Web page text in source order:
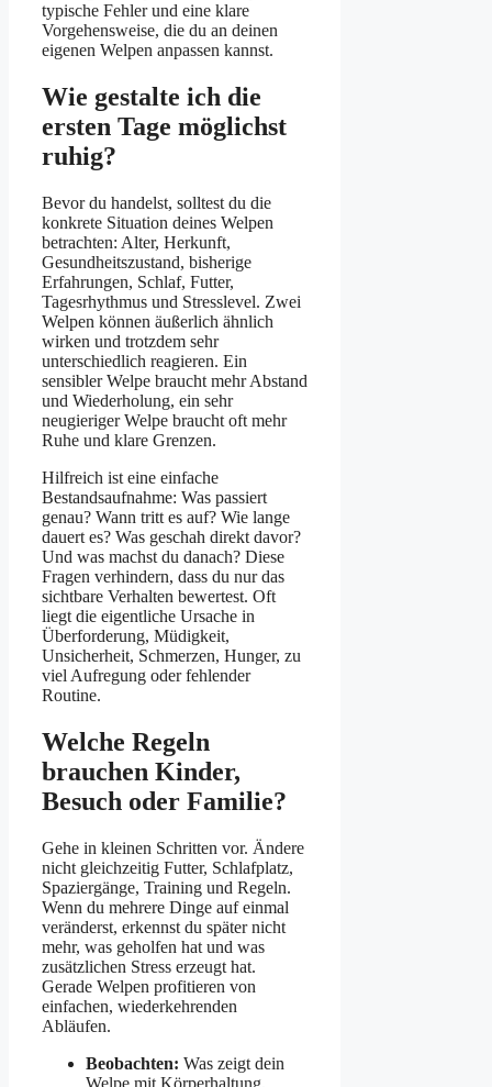
typische Fehler und eine klare
Vorgehensweise, die du an deinen
eigenen Welpen anpassen kannst.
Wie gestalte ich die
ersten Tage möglichst
ruhig?
Bevor du handelst, solltest du die
konkrete Situation deines Welpen
betrachten: Alter, Herkunft,
Gesundheitszustand, bisherige
Erfahrungen, Schlaf, Futter,
Tagesrhythmus und Stresslevel. Zwei
Welpen können äußerlich ähnlich
wirken und trotzdem sehr
unterschiedlich reagieren. Ein
sensibler Welpe braucht mehr Abstand
und Wiederholung, ein sehr
neugieriger Welpe braucht oft mehr
Ruhe und klare Grenzen.
Hilfreich ist eine einfache
Bestandsaufnahme: Was passiert
genau? Wann tritt es auf? Wie lange
dauert es? Was geschah direkt davor?
Und was machst du danach? Diese
Fragen verhindern, dass du nur das
sichtbare Verhalten bewertest. Oft
liegt die eigentliche Ursache in
Überforderung, Müdigkeit,
Unsicherheit, Schmerzen, Hunger, zu
viel Aufregung oder fehlender
Routine.
Welche Regeln
brauchen Kinder,
Besuch oder Familie?
Gehe in kleinen Schritten vor. Ändere
nicht gleichzeitig Futter, Schlafplatz,
Spaziergänge, Training und Regeln.
Wenn du mehrere Dinge auf einmal
veränderst, erkennst du später nicht
mehr, was geholfen hat und was
zusätzlichen Stress erzeugt hat.
Gerade Welpen profitieren von
einfachen, wiederkehrenden
Abläufen.
Beobachten: Was zeigt dein
Welpe mit Körperhaltung,